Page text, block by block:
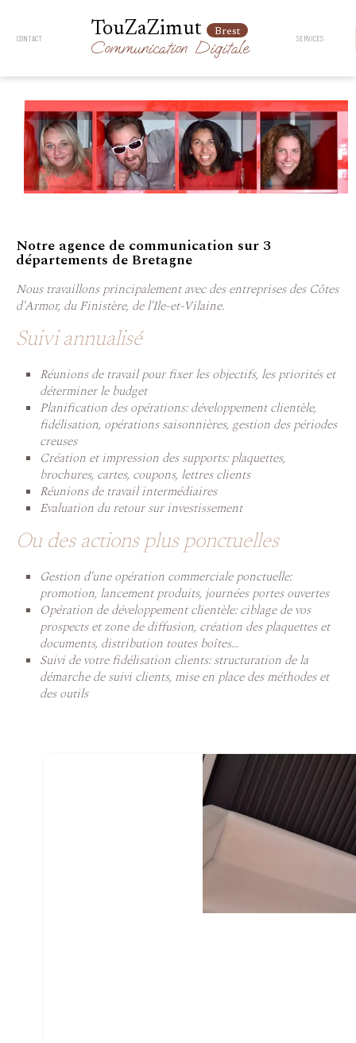
CONTACT TouZaZimut Brest
Communication Digitale SERVICES
Notre agence de communication sur 3
départements de Bretagne
Nous travaillons principalement avec des entreprises des Côtes
d'Armor, du Finistère, de l'Ile-et-Vilaine.
Suivi annualisé
Réunions de travail pour fixer les objectifs, les priorités et
déterminer le budget
Planification des opérations: développement clientèle,
fidélisation, opérations saisonnières, gestion des périodes
creuses
Création et impression des supports: plaquettes,
brochures, cartes, coupons, lettres clients
Réunions de travail intermédiaires
Evaluation du retour sur investissement
Ou des actions plus ponctuelles
Gestion d'une opération commerciale ponctuelle:
promotion, lancement produits, journées portes ouvertes
Opération de développement clientèle: ciblage de vos
prospects et zone de diffusion, création des plaquettes et
documents, distribution toutes boîtes...
Suivi de votre fidélisation clients: structuration de la
démarche de suivi clients, mise en place des méthodes et
des outils